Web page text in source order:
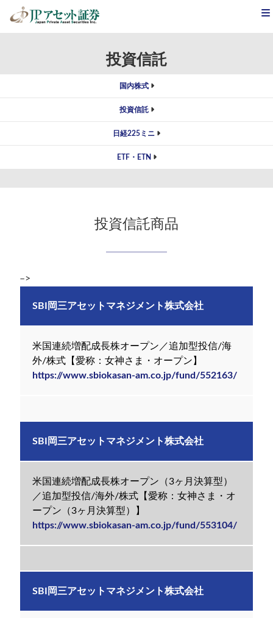
JPアセット証券>取扱商品
投資信託
国内株式
投資信託
日経225ミニ
ETF・ETN
投資信託商品
–>
SBI岡三アセットマネジメント株式会社
米国連続増配成長株オープン／追加型投信/海
外/株式【愛称：女神さま・オープン】
https://www.sbiokasan-am.co.jp/fund/552163/
SBI岡三アセットマネジメント株式会社
米国連続増配成長株オープン（3ヶ月決算型）
／追加型投信/海外/株式【愛称：女神さま・オ
ープン（3ヶ月決算型）】
https://www.sbiokasan-am.co.jp/fund/553104/
SBI岡三アセットマネジメント株式会社